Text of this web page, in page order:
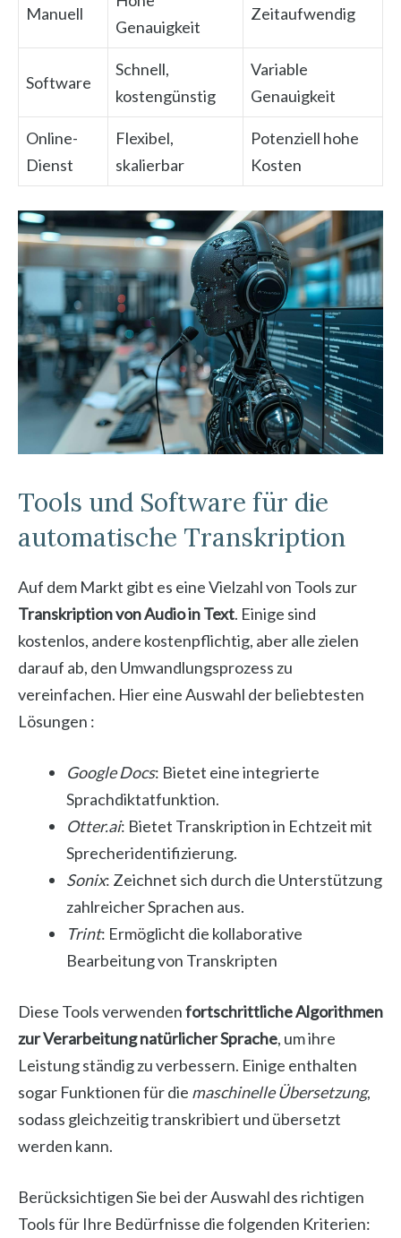
Manuell
Genauigkeit
Zeitaufwendig
Software
Schnell,
kostengünstig
Variable
Genauigkeit
Online-
Dienst
Flexibel,
skalierbar
Potenziell hohe
Kosten
Tools und Software für die
automatische Transkription
Auf dem Markt gibt es eine Vielzahl von Tools zur
Transkription von Audio in Text. Einige sind
kostenlos, andere kostenpflichtig, aber alle zielen
darauf ab, den Umwandlungsprozess zu
vereinfachen. Hier eine Auswahl der beliebtesten
Lösungen :
Google Docs: Bietet eine integrierte
Sprachdiktatfunktion.
Otter.ai: Bietet Transkription in Echtzeit mit
Sprecheridentifizierung.
Sonix: Zeichnet sich durch die Unterstützung
zahlreicher Sprachen aus.
Trint: Ermöglicht die kollaborative
Bearbeitung von Transkripten
Diese Tools verwendenfortschrittliche Algorithmen
zur Verarbeitung natürlicher Sprache, um ihre
Leistung ständig zu verbessern. Einige enthalten
sogar Funktionen für die maschinelle Übersetzung,
sodass gleichzeitig transkribiert und übersetzt
werden kann.
Berücksichtigen Sie bei der Auswahl des richtigen
Tools für Ihre Bedürfnisse die folgenden Kriterien: